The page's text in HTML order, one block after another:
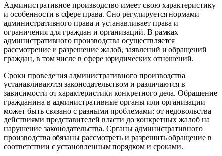
Административное производство имеет свою характеристику
и особенности в сфере права. Оно регулируется нормами
административного права и устанавливает права и
ограничения для граждан и организаций. В рамках
административного производства осуществляется
рассмотрение и разрешение жалоб, заявлений и обращений
граждан, в том числе в сфере юридических отношений.
Сроки проведения административного производства
устанавливаются законодательством и различаются в
зависимости от характеристики конкретного дела. Обращение
гражданина в административные органы или организации
может быть связано с разными проблемами: от недовольства
действиями представителей власти до конкретных жалоб на
нарушение законодательства. Органы административного
производства обязаны рассмотреть и разрешить обращение в
соответствии с установленным порядком и сроками.